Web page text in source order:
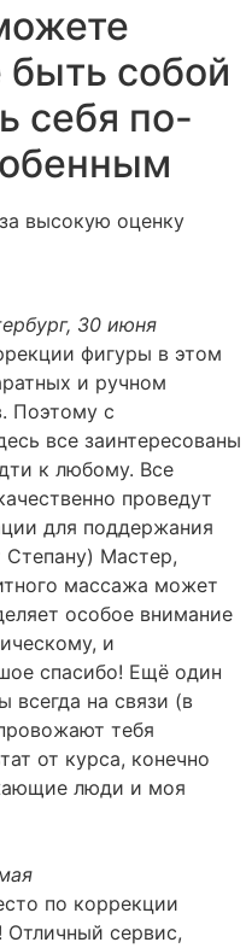
быть собой
себя по-
высокую оценку
30 июня
фигуры в этом
и ручном
Поэтому с
все заинтересованы
к любому. Все
проведут
для поддержания
Степану) Мастер,
массажа может
особое внимание
и
спасибо! Ещё один
всегда на связи (в
тебя
от курса, конечно
люди и моя
по коррекции
сервис,